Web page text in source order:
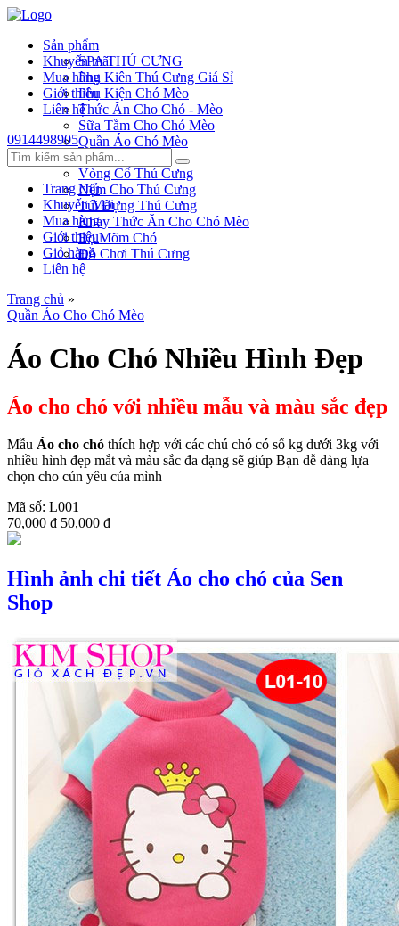
Sản phẩm
SPA THÚ CƯNG
Phụ Kiên Thú Cưng Giá Sỉ
Phụ Kiện Chó Mèo
Thức Ăn Cho Chó - Mèo
Sữa Tắm Cho Chó Mèo
Quần Áo Chó Mèo
Dây Xích Chó
Vòng Cổ Thú Cưng
Nệm Cho Thú Cưng
Túi Đựng Thú Cưng
Khay Thức Ăn Cho Chó Mèo
Rọ Mõm Chó
Đồ Chơi Thú Cưng
Khuyến mãi
Mua hàng
Giới thiệu
Liên hệ
0914498905
Trang chủ
Khuyến Mãi
Mua hàng
Giới thiệu
Giỏ hàng
Liên hệ
Trang chủ »
Quần Áo Cho Chó Mèo
Áo Cho Chó Nhiều Hình Đẹp
Áo cho chó với nhiều mẫu và màu sắc đẹp
Mẫu Áo cho chó thích hợp với các chú chó có số kg dưới 3kg với
nhiều hình đẹp mắt và màu sắc đa dạng sẽ giúp Bạn dễ dàng lựa
chọn cho cún yêu của mình
Mã số: L001
70,000 đ 50,000 đ
Hình ảnh chi tiết Áo cho chó của Sen
Shop